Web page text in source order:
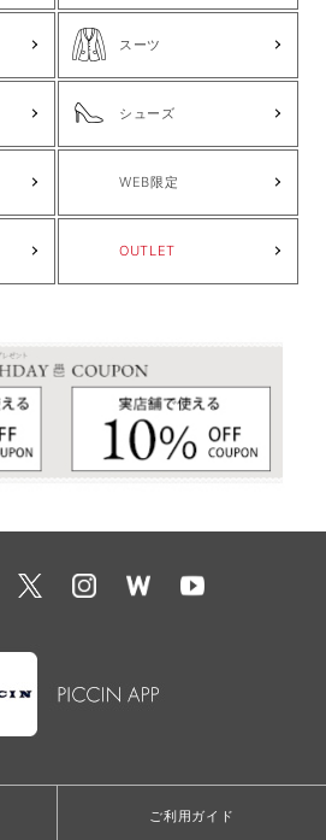
スーツ
シューズ
WEB限定
OUTLET
ご利用ガイド